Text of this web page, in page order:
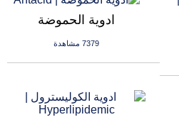
ادوية الحموضة
7379 مشاهدة